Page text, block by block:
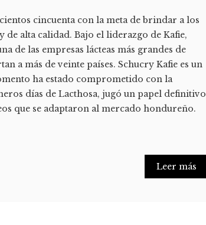
cincuenta con la meta de brindar a los
alta calidad. Bajo el liderazgo de Kafie,
de las empresas lácteas más grandes de
a más de veinte países. Schucry Kafie es un
ha estado comprometido con la
días de Lacthosa, jugó un papel definitivo
que se adaptaron al mercado hondureño.
Leer más